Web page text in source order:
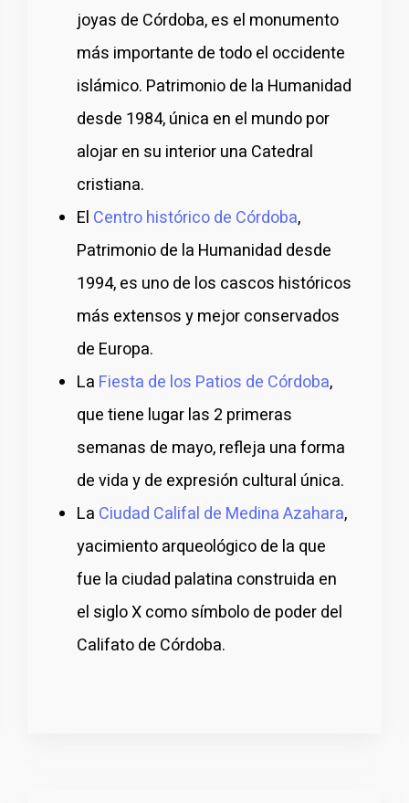
joyas de Córdoba, es el monumento
más importante de todo el occidente
islámico. Patrimonio de la Humanidad
desde 1984, única en el mundo por
alojar en su interior una Catedral
cristiana.
El Centro histórico de Córdoba,
Patrimonio de la Humanidad desde
1994, es uno de los cascos históricos
más extensos y mejor conservados
de Europa.
La Fiesta de los Patios de Córdoba,
que tiene lugar las 2 primeras
semanas de mayo, refleja una forma
de vida y de expresión cultural única.
La Ciudad Califal de Medina Azahara,
yacimiento arqueológico de la que
fue la ciudad palatina construida en
el siglo X como símbolo de poder del
Califato de Córdoba.